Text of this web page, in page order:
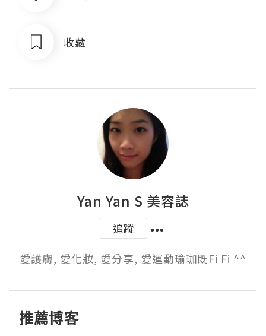
收藏
Yan Yan S 美容誌
追蹤
愛護膚, 愛化妝, 愛分享, 愛運動瑜珈既Fi Fi ^^
推薦博客